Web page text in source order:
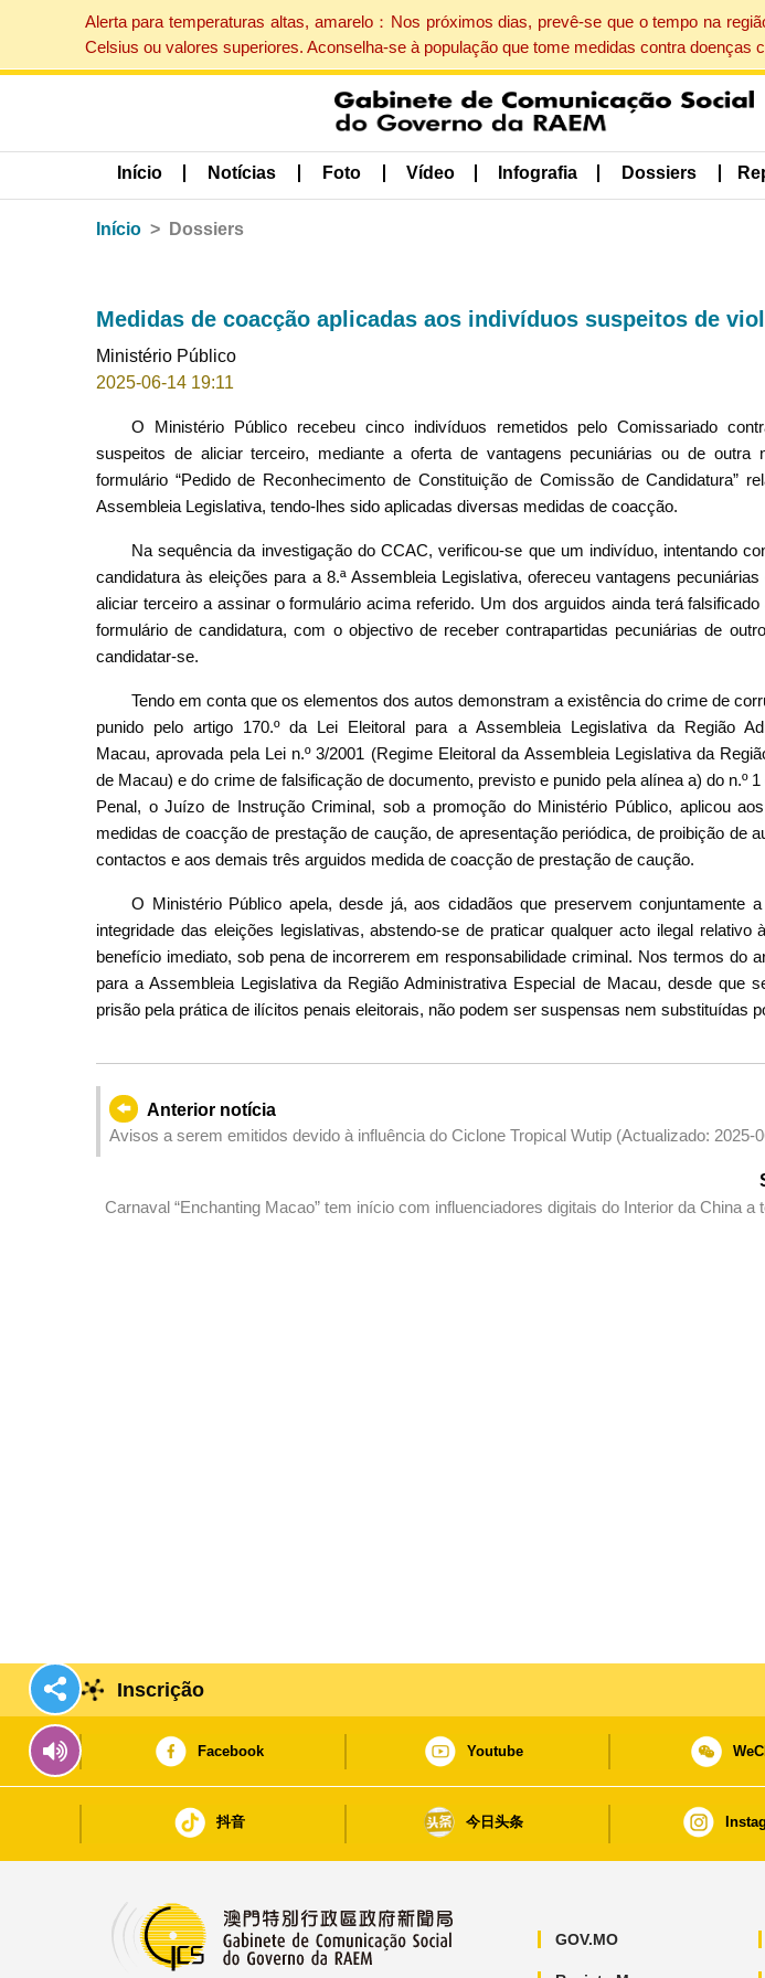
Alerta para temperaturas altas, amarelo：Nos próximos dias, prevê-se que o tempo na
Celsius ou valores superiores. Aconselha-se à população que tome medidas contra
Início Notícias Foto Vídeo Infografia Dossiers
Início Dossiers
Medidas de coacção aplicadas aos indivíduos suspeitos de
Ministério Público
2025-06-14 19:11
O Ministério Público recebeu cinco indivíduos remetidos pelo Comissariado
suspeitos de aliciar terceiro, mediante a oferta de vantagens pecuniárias ou de outra
formulário “Pedido de Reconhecimento de Constituição de Comissão de Candidatura”
Assembleia Legislativa, tendo-lhes sido aplicadas diversas medidas de coacção.
Na sequência da investigação do CCAC, verificou-se que um indivíduo, intentando
candidatura às eleições para a 8.ª Assembleia Legislativa, ofereceu vantagens
aliciar terceiro a assinar o formulário acima referido. Um dos arguidos ainda terá
formulário de candidatura, com o objectivo de receber contrapartidas pecuniárias de
candidatar-se.
Tendo em conta que os elementos dos autos demonstram a existência do crime de
punido pelo artigo 170.º da Lei Eleitoral para a Assembleia Legislativa da Região
Macau, aprovada pela Lei n.º 3/2001 (Regime Eleitoral da Assembleia Legislativa da
de Macau) e do crime de falsificação de documento, previsto e punido pela alínea a) do n.º 1
Penal, o Juízo de Instrução Criminal, sob a promoção do Ministério Público, aplicou
medidas de coacção de prestação de caução, de apresentação periódica, de proibição de
contactos e aos demais três arguidos medida de coacção de prestação de caução.
O Ministério Público apela, desde já, aos cidadãos que preservem conjuntamente
integridade das eleições legislativas, abstendo-se de praticar qualquer acto ilegal relativo
benefício imediato, sob pena de incorrerem em responsabilidade criminal. Nos termos do
para a Assembleia Legislativa da Região Administrativa Especial de Macau, desde que
prisão pela prática de ilícitos penais eleitorais, não podem ser suspensas nem substituídas
Anterior notícia
Avisos a serem emitidos devido à influência do Ciclone Tropical Wutip (Actualizado: 2025-
Carnaval “Enchanting Macao” tem início com influenciadores digitais do Interior da China a
Inscrição
Facebook Youtube
抖音 今日头条
GOV.MO